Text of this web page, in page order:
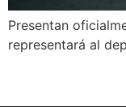
Presentan
representará al